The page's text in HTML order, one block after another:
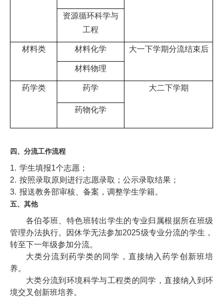
资源循环科学与
工程
材料类 材料化学 大一下学期分流结束后
材料物理
药学类 药学 大二下学期
药物化学
四、分流工作流程
1. 学生填报1个志愿；
2. 按照录取原则进行志愿录取；公示录取结果；
3. 报送教务部审核、备案，调整学生学籍。
五、其他
各伯苓班、特色班转出学生的专业归属根据所在班级
管理办法执行。因休学无法参加2025级专业分流的学生，
转至下一年级参加分流。
大类分流到药学类的同学，直接纳入药学创新班培
养。
大类分流到环境科学与工程类的同学，直接纳入到环
境交叉创新班培养。